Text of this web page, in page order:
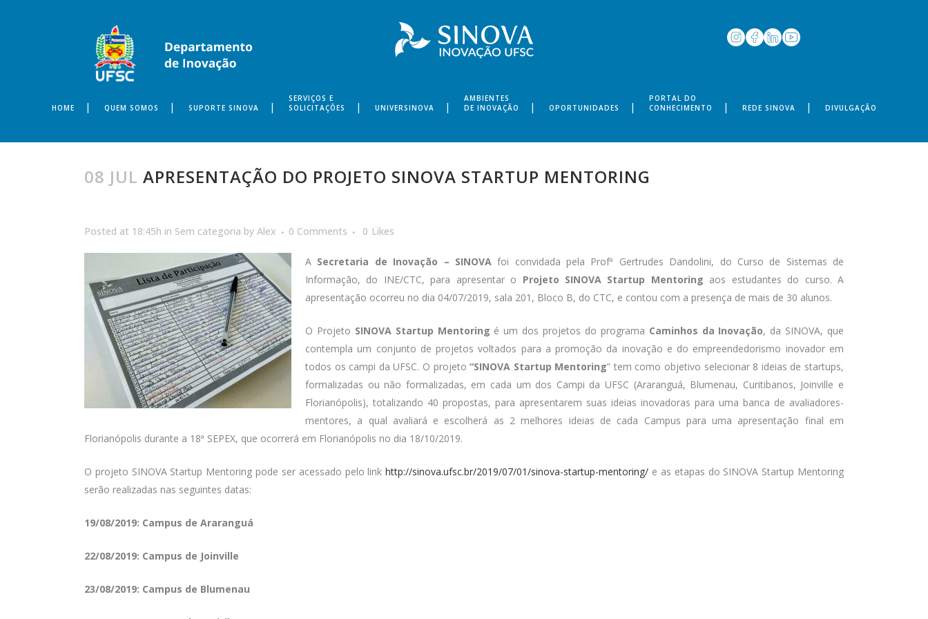
HOME QUEM SOMOS SUPORTE SINOVA
SERVIÇOS E
SOLICITAÇÕES
UNIVERSINOVA
AMBIENTES
DE INOVAÇÃO
OPORTUNIDADES
PORTAL DO
CONHECIMENTO
REDE SINOVA DIVULGAÇÃO
08 JUL APRESENTAÇÃO DO PROJETO SINOVA STARTUP MENTORING
Posted at 18:45h in Sem categoria by Alex 0 Comments 0 Likes
A Secretaria de Inovação – SINOVAfoi convidada pela Profª Gertrudes Dandolini, do Curso de Sistemas de
Informação, do INE/CTC, para apresentar o Projeto SINOVA Startup Mentoring aos estudantes do curso. A
apresentação ocorreu no dia 04/07/2019, sala 201, Bloco B, do CTC, e contou com a presença de mais de 30 alunos.
O Projeto SINOVA Startup Mentoring é um dos projetos do programa Caminhos da Inovação, da SINOVA, que
contempla um conjunto de projetos voltados para a promoção da inovação e do empreendedorismo inovador em
todos os campi da UFSC. O projeto“SINOVA Startup Mentoring” tem como objetivo selecionar 8 ideias de startups,
formalizadas ou não formalizadas, em cada um dos Campi da UFSC (Araranguá, Blumenau, Curitibanos, Joinville e
Florianópolis), totalizando 40 propostas, para apresentarem suas ideias inovadoras para uma banca de avaliadores-
mentores, a qual avaliará e escolherá as 2 melhores ideias de cada Campus para uma apresentação final em
Florianópolis durante a 18ª SEPEX, que ocorrerá em Florianópolis no dia 18/10/2019.
O projeto SINOVA Startup Mentoring pode ser acessado pelo linkhttp://sinova.ufsc.br/2019/07/01/sinova-startup-mentoring/ e as etapas do SINOVA Startup Mentoring
serão realizadas nas seguintes datas:
19/08/2019: Campus de Araranguá
22/08/2019: Campus de Joinville
23/08/2019: Campus de Blumenau